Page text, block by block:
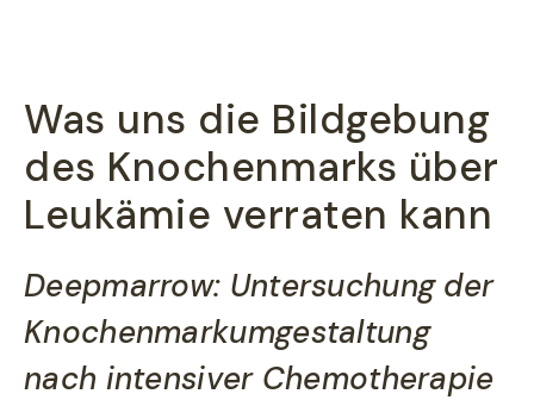
Was uns die Bildgebung
des Knochenmarks über
Leukämie verraten kann
Deepmarrow: Untersuchung der
Knochenmarkumgestaltung
nach intensiver Chemotherapie